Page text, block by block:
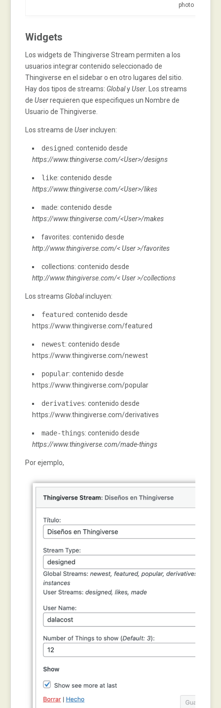
photo 2)
Widgets
Los widgets de Thingiverse Stream permiten a los
usuarios integrar contenido seleccionado de
Thingiverse en el sidebar o en otro lugares del sitio.
Hay dos tipos de streams: GlobalyUser . Los streams
deUserrequieren que especifiques un Nombre de
Usuario de Thingiverse.
Los streams deUserincluyen:
designed: contenido desde
https://www.thingiverse.com/<User>/designs
like: contenido desde
https://www.thingiverse.com/<User>/likes
made: contenido desde
https://www.thingiverse.com/<User>/makes
favorites: contenido desde
http://www.thingiverse.com/< User >/favorites
collections: contenido desde
http://www.thingiverse.com/< User >/collections
Los streams Globalincluyen:
featured: contenido desde
https://www.thingiverse.com/featured
newest: contenido desde
https://www.thingiverse.com/newest
popular: contenido desde
https://www.thingiverse.com/popular
derivatives: contenido desde
https://www.thingiverse.com/derivatives
made-things: contenido desde
https://www.thingiverse.com/made-things
Por ejemplo,